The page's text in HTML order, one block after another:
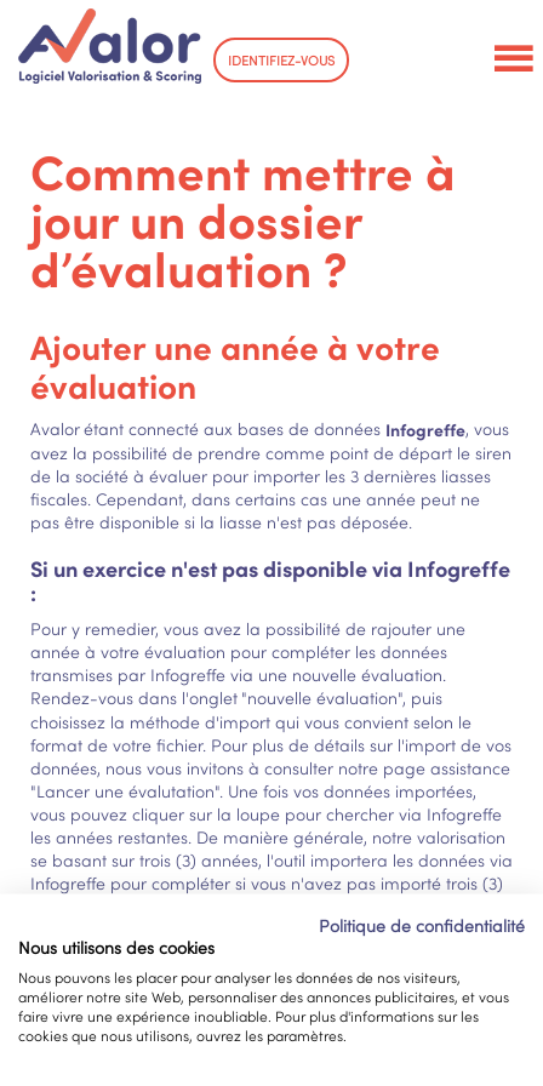
IDENTIFIEZ-VOUS
Comment mettre à
jour un dossier
d’évaluation ?
Ajouter une année à votre
évaluation
Avalorétant connecté aux bases de données Infogreffe, vous
avez la possibilité de prendre comme point de départ le siren
de la société à évaluer pour importer les 3 dernières liasses
fiscales. Cependant, dans certains cas une année peut ne
pas être disponible si la liasse n'est pas déposée.
Si un exercice n'est pas disponible via Infogreffe
:
Pour y remedier, vous avez la possibilité de rajouter une
année à votre évaluation pour compléter les données
transmises par Infogreffe via une nouvelle évaluation.
Rendez-vous dans l'onglet "nouvelle évaluation", puis
choisissez la méthode d'import qui vous convient selon le
format de votre fichier. Pour plus de détails sur l'import de vos
données, nous vous invitons à consulter notre page assistance
"Lancer une évalutation". Une fois vos données importées,
vous pouvez cliquer sur la loupe pour chercher via Infogreffe
les années restantes. De manière générale, notre valorisation
se basant sur trois (3) années, l'outil importera les données via
Infogreffe pour compléter si vous n'avez pas importé trois (3)
Remplacer des données
confidentielles
Politique de confidentialité
Nous utilisons des cookies
Nous pouvons les placer pour analyser les données de nos visiteurs,
améliorer notre site Web, personnaliser des annonces publicitaires, et vous
faire vivre une expérience inoubliable. Pour plus d'informations sur les
cookies que nous utilisons, ouvrez les paramètres.